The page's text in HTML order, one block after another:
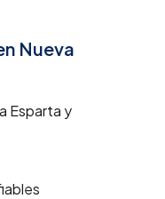
Nueva
Esparta y